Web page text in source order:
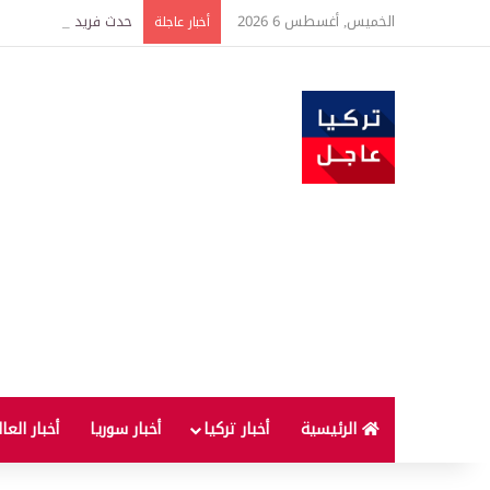
الخميس, أغسطس 6 2026 أخبار عاجلة حدث فريد من نوعه بين
الرئيسية أخبار تركيا أخبار سوريا أخبار